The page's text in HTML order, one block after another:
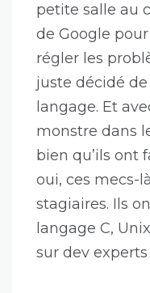
petite salle au
de Google
régler les
juste décidé
langage. Et
monstre dans
bien qu’ils ont
oui, ces mecs-
stagiaires. Ils
langage C,
sur dev